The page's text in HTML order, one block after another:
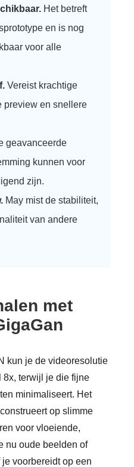
Het betreft
en is nog
voor alle
Vereist krachtige
preview en snellere
geavanceerde
kunnen voor
zijn.
May mist de stabiliteit,
van andere
met
kun je de videoresolutie
8x, terwijl je die fijne
minimaliseert. Het
op slimme
voor vloeiende,
nu oude beelden of
voorbereidt op een